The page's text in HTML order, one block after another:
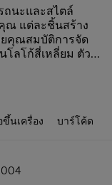
นะและสไตล์
ณ แต่ละชิ้นสร้าง
ยคุณสมบัติการจัด
โลโก้สี่เหลี่ยม ตัว
ะฮาร์ดแวร์ตกแต่ง
ดยมี Lyndon เป็น
ร้อมตะขอถอดได้
บที่ง่ายและสะดวก
ป๋าเดินทางของคุณ
นเครื่อง บาร์โค้ด